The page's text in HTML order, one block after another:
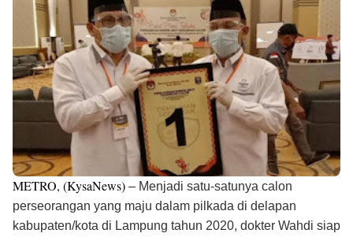
Raushan
Design
With
Shroff
Templates
METRO, (KysaNews) – Menjadi satu-satunya calon
perseorangan yang maju dalam pilkada di delapan
kabupaten/kota di Lampung tahun 2020, dokter Wahdi siap